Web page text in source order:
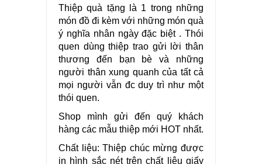
Thiệp quà tặng là 1 trong những
món đồ đi kèm với những món quà
ý nghĩa nhân ngày đặc biệt . Thói
quen dùng thiệp trao gửi lời thân
thương đến bạn bè và những
người thân xung quanh của tất cả
mọi người vẫn đc duy trì như một
thói quen.
Shop mình gửi đến quý khách
hàng các mẫu thiệp mới HOT nhất.
Chất liệu: Thiệp chúc mừng được
in hình sắc nét trên chất liệu giấy